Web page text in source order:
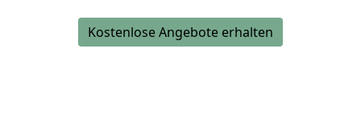
Kostenlose Angebote erhalten